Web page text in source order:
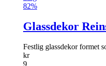
82%
Glassdekor
Festlig glassdekor formet
kr
9